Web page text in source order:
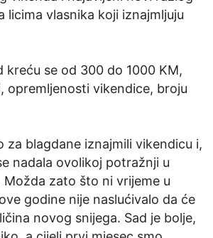
licima vlasnika koji iznajmljuju
kreću se od 300 do 1000 KM,
opremljenosti vikendice, broju
za blagdane iznajmili vikendicu i,
nadala ovolikoj potražnji u
Možda zato što ni vrijeme u
godine nije naslućivalo da će
novog snijega. Sad je bolje,